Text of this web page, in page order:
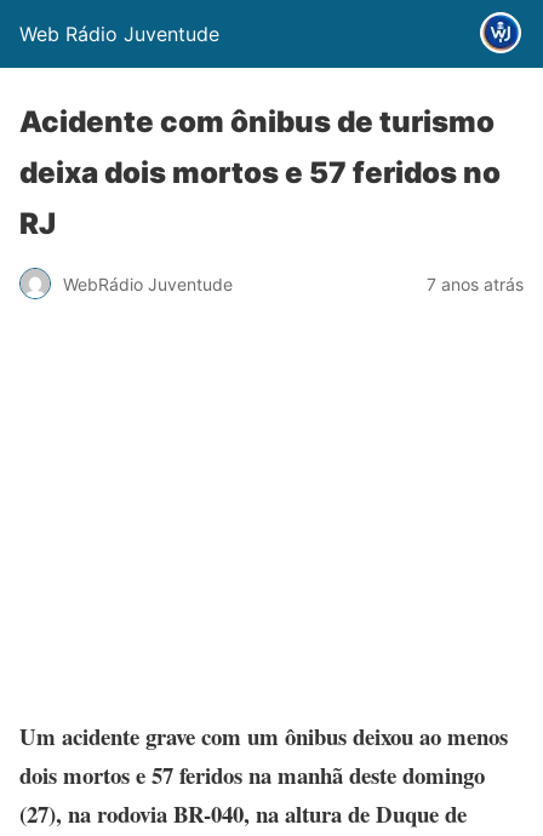
Web Rádio Juventude
Acidente com ônibus de turismo
deixa dois mortos e 57 feridos no
RJ
WebRádio Juventude 7 anos atrás
Um acidente grave com um ônibus deixou ao menos
dois mortos e 57 feridos na manhã deste domingo
(27), na rodovia BR-040, na altura de Duque de